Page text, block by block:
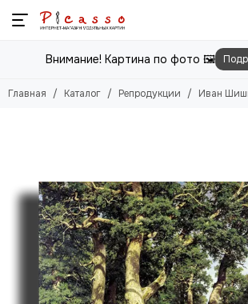
Репродукции
Смотреть все товары
Абрахам ван Калр
Айвазовский Иван
Аксели Галлен-Каллела
Альберт Кейп
Альфред Валберг
Александр Иванов
Андре Дерен
Анри Матисс
Внимание! Картина по фото 🖼️
Главная Каталог Репродукции Иван